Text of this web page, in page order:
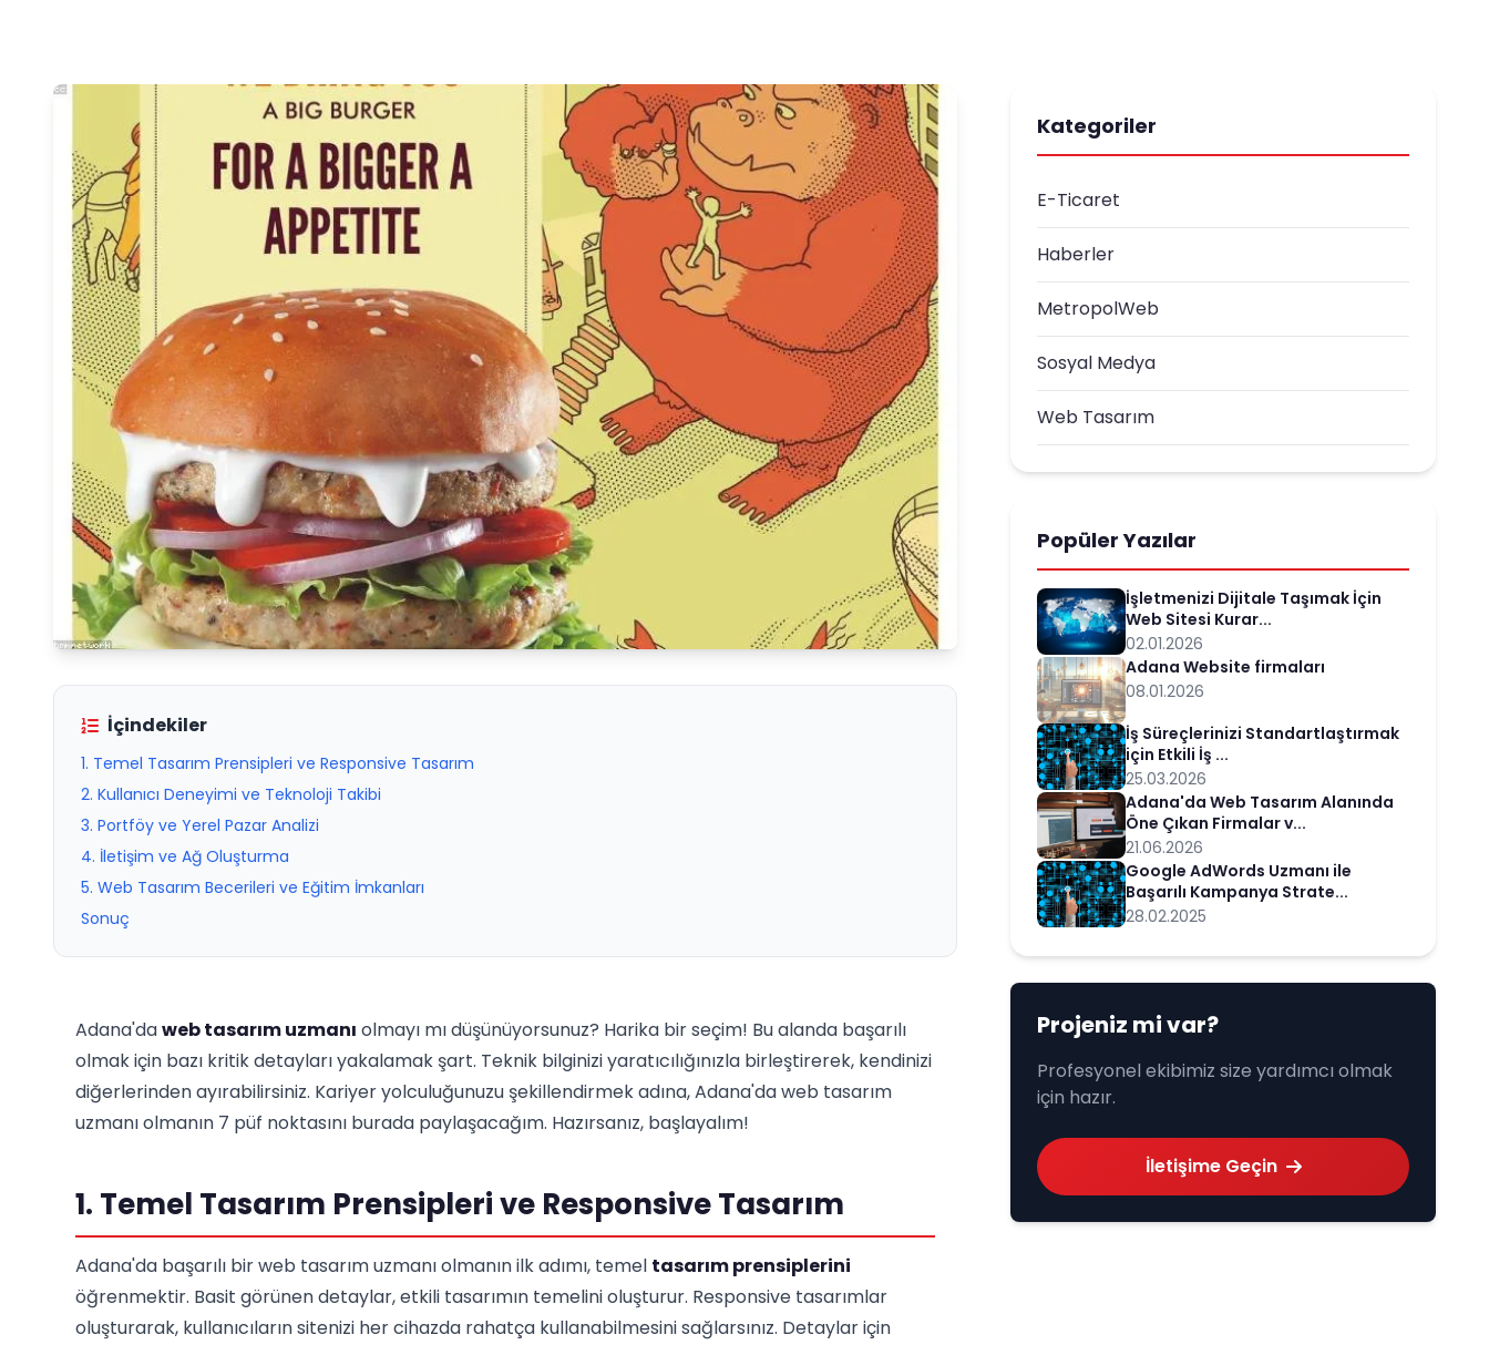
İçindekiler
1. Temel Tasarım Prensipleri ve Responsive Tasarım
2. Kullanıcı Deneyimi ve Teknoloji Takibi
3. Portföy ve Yerel Pazar Analizi
4. İletişim ve Ağ Oluşturma
5. Web Tasarım Becerileri ve Eğitim İmkanları
Sonuç
Adana'daweb tasarım uzmanı olmayı mı düşünüyorsunuz? Harika bir seçim! Bu alanda başarılı
olmak için bazı kritik detayları yakalamak şart. Teknik bilginizi yaratıcılığınızla birleştirerek, kendinizi
diğerlerinden ayırabilirsiniz. Kariyer yolculuğunuzu şekillendirmek adına, Adana'da web tasarım
uzmanı olmanın 7 püf noktasını burada paylaşacağım. Hazırsanız, başlayalım!
1. Temel Tasarım Prensipleri ve Responsive Tasarım
Adana'da başarılı bir web tasarım uzmanı olmanın ilk adımı, temel tasarım prensiplerini
öğrenmektir. Basit görünen detaylar, etkili tasarımın temelini oluşturur. Responsive tasarımlar
oluşturarak, kullanıcıların sitenizi her cihazda rahatça kullanabilmesini sağlarsınız. Detaylar için
Kategoriler
E-Ticaret
Haberler
MetropolWeb
Sosyal Medya
Web Tasarım
Popüler Yazılar
İşletmenizi Dijitale Taşımak İçin
Web Sitesi Kurar...
02.01.2026
Adana Website firmaları
08.01.2026
İş Süreçlerinizi Standartlaştırmak
için Etkili İş ...
25.03.2026
Adana'da Web Tasarım Alanında
Öne Çıkan Firmalar v...
21.06.2026
Google AdWords Uzmanı ile
Başarılı Kampanya Strate...
28.02.2025
Projeniz mi var?
Profesyonel ekibimiz size yardımcı olmak
için hazır.
İletişime Geçin